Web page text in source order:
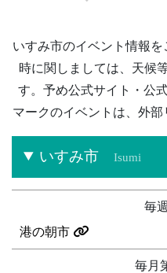
いすみ市のイベント情報
時に関しましては、天候
す。 予め公式サイト・公
マークのイベントは、外部
いすみ市Isumi
毎
港の朝市
毎月